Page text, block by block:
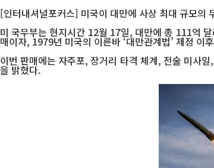
[인터내셔널포커스] 미국이 대만에 사상 최대 규모의
미 국무부는 현지시간 12월 17일, 대만에 총 111억
매이자, 1979년 미국의 이른바 ‘대만관계법’ 제정 이
이번 판매에는 자주포, 장거리 타격 체계, 전술 미사
을 밝혔다.